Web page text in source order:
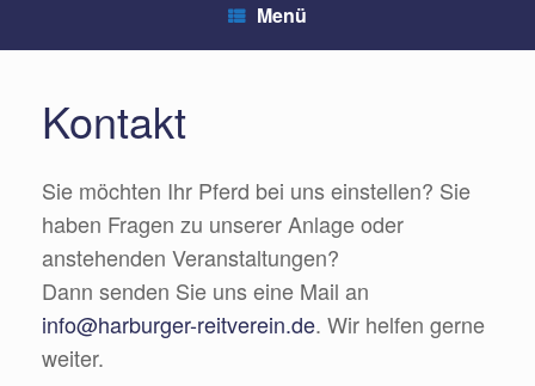
Menü
Kontakt
Sie möchten Ihr Pferd bei uns einstellen? Sie
haben Fragen zu unserer Anlage oder
anstehenden Veranstaltungen?
Dann senden Sie uns eine Mail an
info@harburger-reitverein.de. Wir helfen gerne
weiter.